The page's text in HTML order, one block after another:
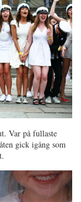
Var på fullaste
gick igång som